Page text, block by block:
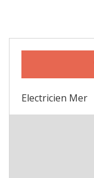
Electricien Mer